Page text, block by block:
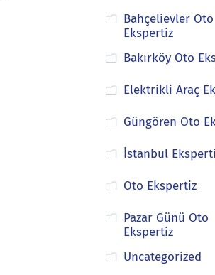
Bahçelievler Oto
Ekspertiz
Bakırköy Oto
Elektrikli Araç
Güngören Oto
İstanbul
Oto Ekspertiz
Pazar Günü Oto
Ekspertiz
Uncategorized